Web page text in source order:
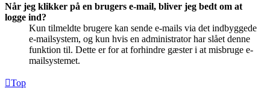
Når jeg klikker på en brugers e-mail, bliver jeg bedt om at
logge ind?
Kun tilmeldte brugere kan sende e-mails via det indbyggede
e-mailsystem, og kun hvis en administrator har slået denne
funktion til. Dette er for at forhindre gæster i at misbruge e-
mailsystemet.
Top